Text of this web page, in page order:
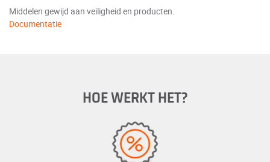
Middelen gewijd aan veiligheid en producten.
Documentatie
HOE WERKT HET?